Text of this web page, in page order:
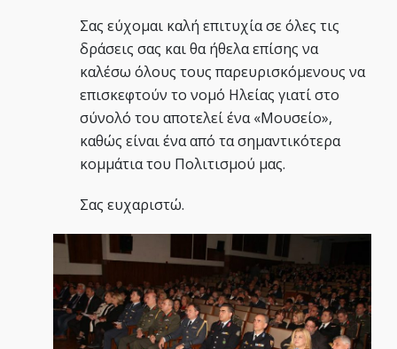
Σας εύχομαι καλή επιτυχία σε όλες τις
δράσεις σας και θα ήθελα επίσης να
καλέσω όλους τους παρευρισκόμενους να
επισκεφτούν το νομό Ηλείας γιατί στο
σύνολό του αποτελεί ένα «Μουσείο»,
καθώς είναι ένα από τα σημαντικότερα
κομμάτια του Πολιτισμού μας.
Σας ευχαριστώ.